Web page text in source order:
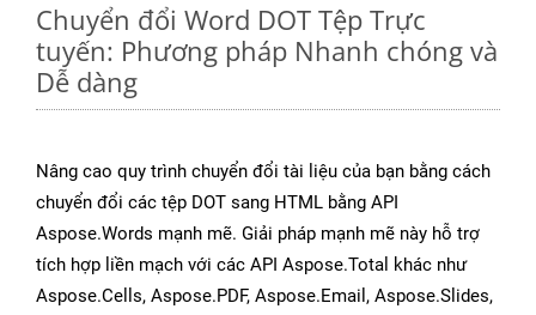
Chuyển đổi Word DOT Tệp Trực
tuyến: Phương pháp Nhanh chóng và
Dễ dàng
Nâng cao quy trình chuyển đổi tài liệu của bạn bằng cách
chuyển đổi các tệp DOT sang HTML bằng API
Aspose.Words mạnh mẽ. Giải pháp mạnh mẽ này hỗ trợ
tích hợp liền mạch với các API Aspose.Total khác như
Aspose.Cells, Aspose.PDF, Aspose.Email, Aspose.Slides,